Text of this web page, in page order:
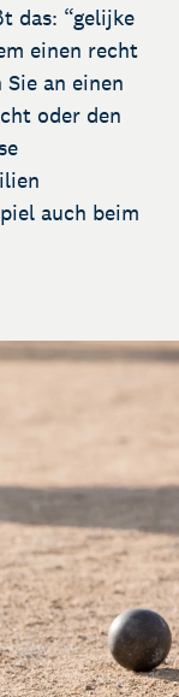
das: “gelijke
einen recht
an einen
oder den
auch beim